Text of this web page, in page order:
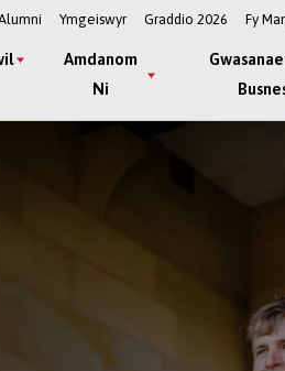
Ymgeiswyr Graddio 2026 Fy
Amdanom
Ni